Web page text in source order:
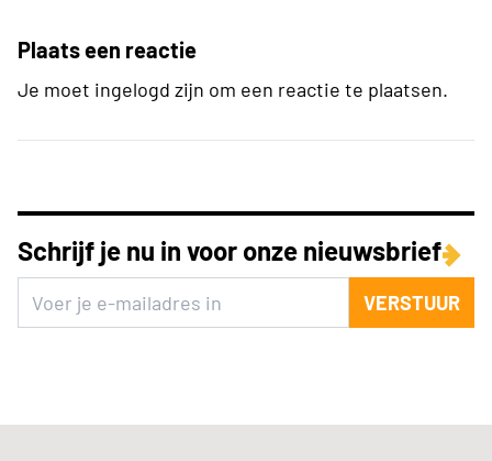
Plaats een reactie
Je moet ingelogd zijn om een reactie te plaatsen.
Schrijf je nu in voor onze nieuwsbrief
VERSTUUR